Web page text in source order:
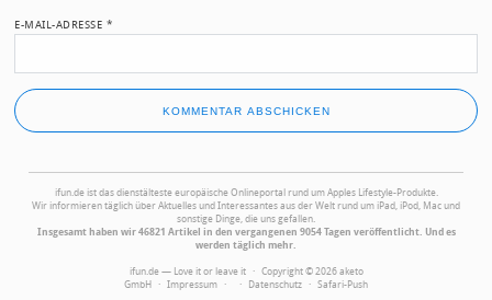
E-MAIL-ADRESSE *
ifun.de ist das dienstälteste europäische Onlineportal rund um Apples Lifestyle-Produkte.
Wir informieren täglich über Aktuelles und Interessantes aus der Welt rund um iPad, iPod, Mac und
sonstige Dinge, die uns gefallen.
Insgesamt haben wir 46821 Artikel in den vergangenen 9054 Tagen veröffentlicht. Und es
werden täglich mehr.
ifun.de — Love it or leave it · Copyright © 2026 aketo
GmbH · Impressum · · Datenschutz · Safari-Push